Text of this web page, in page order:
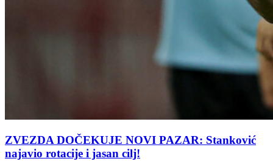
ZVEZDA DOČEKUJE NOVI PAZAR: Stanković
najavio rotacije i jasan cilj!